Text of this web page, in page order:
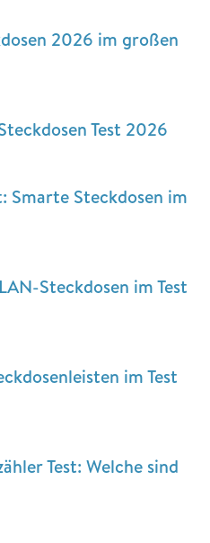
2026 im großen
Test 2026
Smarte Steckdosen im
Steckdosen im Test
im Test
Test: Welche sind